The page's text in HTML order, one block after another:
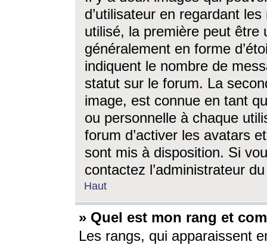
d’utilisateur en regardant
utilisé, la première peut être
généralement en forme
indiquent le nombre de
statut sur le forum. La
image, est connue en tant
ou personnelle à chaque
forum d’activer les avatars
sont mis à disposition. Si
contactez l’administrateur
Haut
» Quel est mon rang et
Les rangs, qui apparaissent